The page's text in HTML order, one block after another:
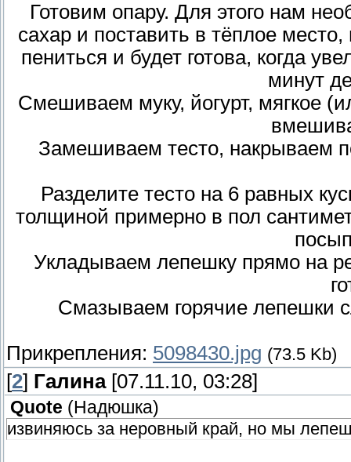
Готовим опару. Для этого нам
сахар и поставить в тёплое
пениться и будет готова, когда
минут
Смешиваем муку, йогурт, мягкое
Замешиваем тесто, накрываем
Разделите тесто на 6 равных
толщиной примерно в пол
Укладываем лепешку прямо на
Смазываем горячие лепешки
Прикрепления: 5098430.jpg (73.5 Kb)
[2] Галина[07.11.10, 03:28]
Quote ( Надюшка)
извиняюсь за неровный край, но мы